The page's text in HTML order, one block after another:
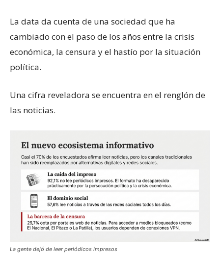
La data da cuenta de una sociedad que ha
cambiado con el paso de los años entre la crisis
económica, la censura y el hastío por la situación
política.
Una cifra reveladora se encuentra en el renglón de
las noticias.
La gente dejó de leer periódicos impresos